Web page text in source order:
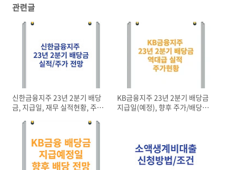
관련글
신한금융지주 23년 2분기 배당
금, 지급일, 재무 실적현황, 주가
KB금융지주 23년 2분기 배당금
지급일(예정), 향후 주가/배당